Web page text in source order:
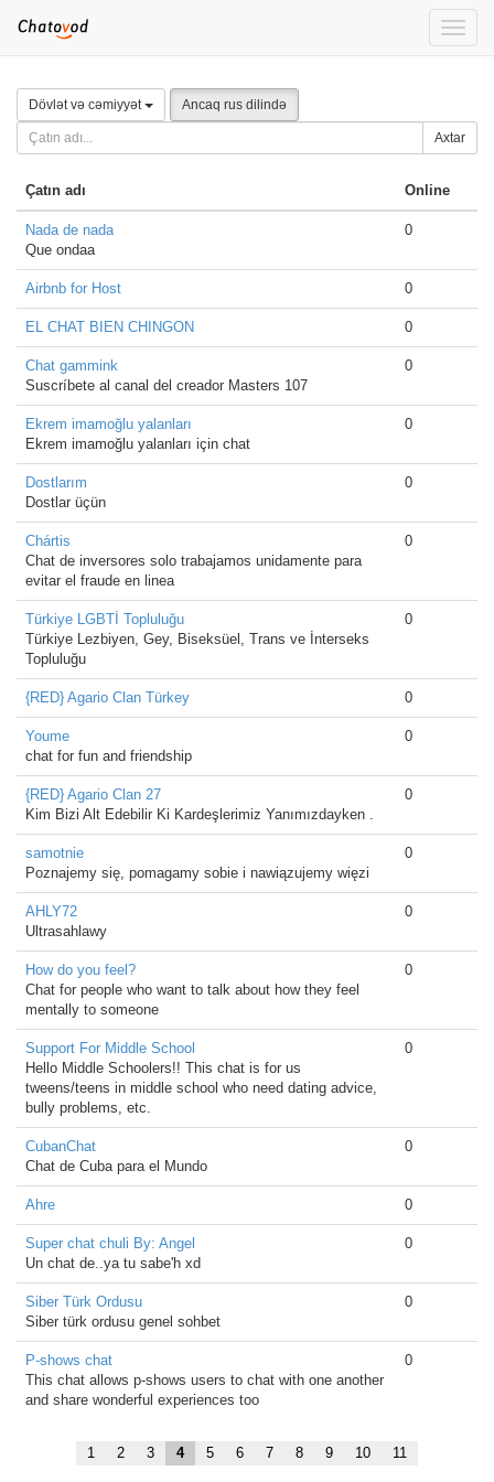
Toggle
Dövlət və cəmiyyət Ancaq rus dilində
Axtar
Çatın adı Online
Nada de nada
Que ondaa
0
Airbnb for Host 0
EL CHAT BIEN CHINGON 0
Chat gammink
Suscríbete al canal del creador Masters 107
0
Ekrem imamoğlu yalanları
Ekrem imamoğlu yalanları için chat
0
Dostlarım
Dostlar üçün
0
Chártis
Chat de inversores solo trabajamos unidamente para
evitar el fraude en linea
0
Türkiye LGBTİ Topluluğu
Türkiye Lezbiyen, Gey, Biseksüel, Trans ve İnterseks
Topluluğu
0
{RED} Agario Clan Türkey 0
Youme
chat for fun and friendship
0
{RED} Agario Clan 27
Kim Bizi Alt Edebilir Ki Kardeşlerimiz Yanımızdayken .
0
samotnie
Poznajemy się, pomagamy sobie i nawiązujemy więzi
0
AHLY72
Ultrasahlawy
0
How do you feel?
Chat for people who want to talk about how they feel
mentally to someone
0
Support For Middle School
Hello Middle Schoolers!! This chat is for us
tweens/teens in middle school who need dating advice,
bully problems, etc.
0
CubanChat
Chat de Cuba para el Mundo
0
Ahre 0
Super chat chuli By: Angel
Un chat de..ya tu sabe'h xd
0
Siber Türk Ordusu
Siber türk ordusu genel sohbet
0
P-shows chat
This chat allows p-shows users to chat with one another
and share wonderful experiences too
0
1 2 3 4 5 6 7 8 9 10 11